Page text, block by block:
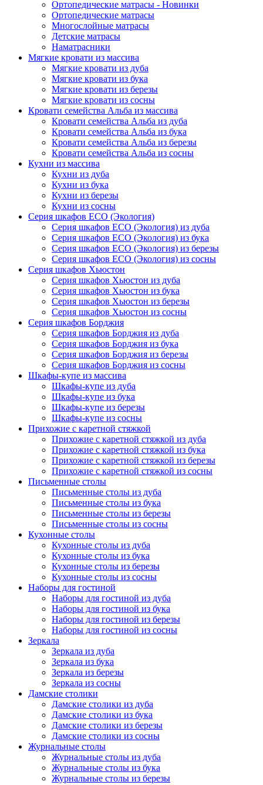
Ортопедические матрасы - Новинки
Ортопедические матрасы
Многослойные матрасы
Детские матрасы
Наматрасники
Мягкие кровати из массива
Мягкие кровати из дуба
Мягкие кровати из бука
Мягкие кровати из березы
Мягкие кровати из сосны
Кровати семейства Альба из массива
Кровати семейства Альба из дуба
Кровати семейства Альба из бука
Кровати семейства Альба из березы
Кровати семейства Альба из сосны
Кухни из массива
Кухни из дуба
Кухни из бука
Кухни из березы
Кухни из сосны
Серия шкафов ECO (Экология)
Серия шкафов ECO (Экология) из дуба
Серия шкафов ECO (Экология) из бука
Серия шкафов ECO (Экология) из березы
Серия шкафов ECO (Экология) из сосны
Серия шкафов Хьюстон
Серия шкафов Хьюстон из дуба
Серия шкафов Хьюстон из бука
Серия шкафов Хьюстон из березы
Серия шкафов Хьюстон из сосны
Серия шкафов Борджия
Серия шкафов Борджия из дуба
Серия шкафов Борджия из бука
Серия шкафов Борджия из березы
Серия шкафов Борджия из сосны
Шкафы-купе из массива
Шкафы-купе из дуба
Шкафы-купе из бука
Шкафы-купе из березы
Шкафы-купе из сосны
Прихожие с каретной стяжкой
Прихожие с каретной стяжкой из дуба
Прихожие с каретной стяжкой из бука
Прихожие с каретной стяжкой из березы
Прихожие с каретной стяжкой из сосны
Письменные столы
Письменные столы из дуба
Письменные столы из бука
Письменные столы из березы
Письменные столы из сосны
Кухонные столы
Кухонные столы из дуба
Кухонные столы из бука
Кухонные столы из березы
Кухонные столы из сосны
Наборы для гостиной
Наборы для гостиной из дуба
Наборы для гостиной из бука
Наборы для гостиной из березы
Наборы для гостиной из сосны
Зеркала
Зеркала из дуба
Зеркала из бука
Зеркала из березы
Зеркала из сосны
Дамские столики
Дамские столики из дуба
Дамские столики из бука
Дамские столики из березы
Дамские столики из сосны
Журнальные столы
Журнальные столы из дуба
Журнальные столы из бука
Журнальные столы из березы